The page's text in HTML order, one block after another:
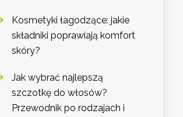
Kosmetyki łagodzące: jakie
składniki poprawiają komfort
skóry?
Jak wybrać najlepszą
szczotkę do włosów?
Przewodnik po rodzajach i